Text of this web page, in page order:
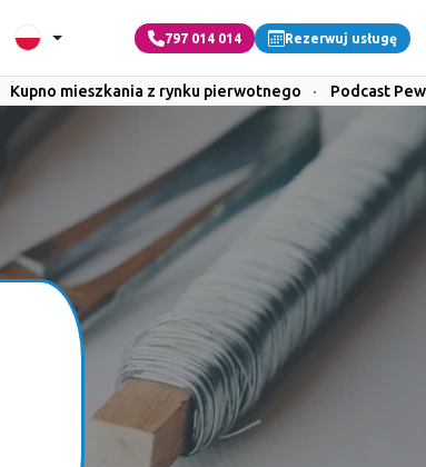
797 014 014 Rezerwuj usługę
Kupno mieszkania z rynku pierwotnego · Podcast